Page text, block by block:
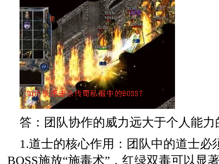
答：团队协作的威力远大于个人能
1.道士的核心作用：团队中的道士必
BOSS施放“施毒术”，红绿双毒可以显